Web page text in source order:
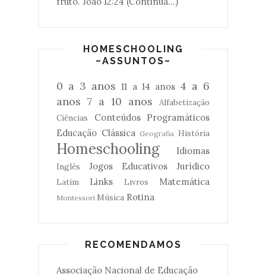
HOMESCHOOLING
~ASSUNTOS~
0 a 3 anos 11 a 14 anos 4 a 6
anos 7 a 10 anos
Alfabetização
Ciências
Conteúdos Programáticos
Educação Clássica Geografia História
Homeschooling Idiomas
Inglês Jogos Educativos Jurídico
Latim Links Livros Matemática
Montessori Música Rotina
RECOMENDAMOS
Associação Nacional de Educação